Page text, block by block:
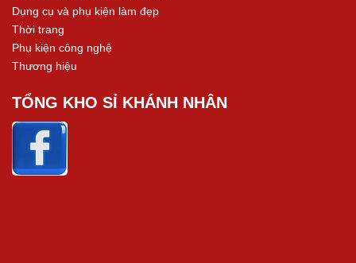
Dụng cụ và phụ kiện làm đẹp
Thời trang
Phụ kiện công nghệ
Thương hiệu
TỔNG KHO SỈ KHÁNH NHÂN